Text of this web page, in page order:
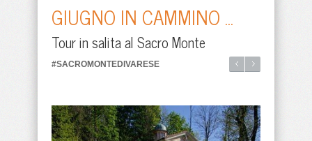
GIUGNO IN CAMMINO ...
Tour in salita al Sacro Monte
#SACROMONTEDIVARESE